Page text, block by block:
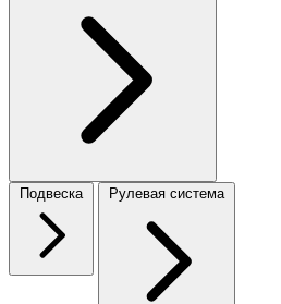
Подвеска Рулевая система